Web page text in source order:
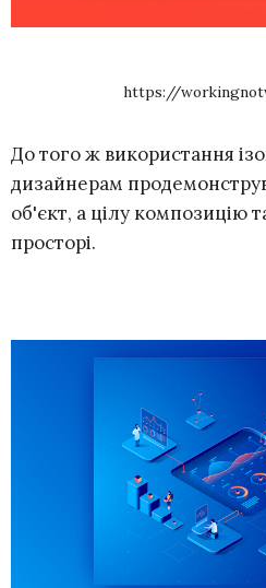
https://
До того ж використання
дизайнерам
об'єкт, а цілу композицію
просторі.